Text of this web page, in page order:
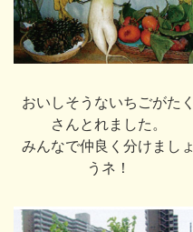
おいしそうないちごがたく
さんとれました。
みんなで仲良く分けましょ
うネ！